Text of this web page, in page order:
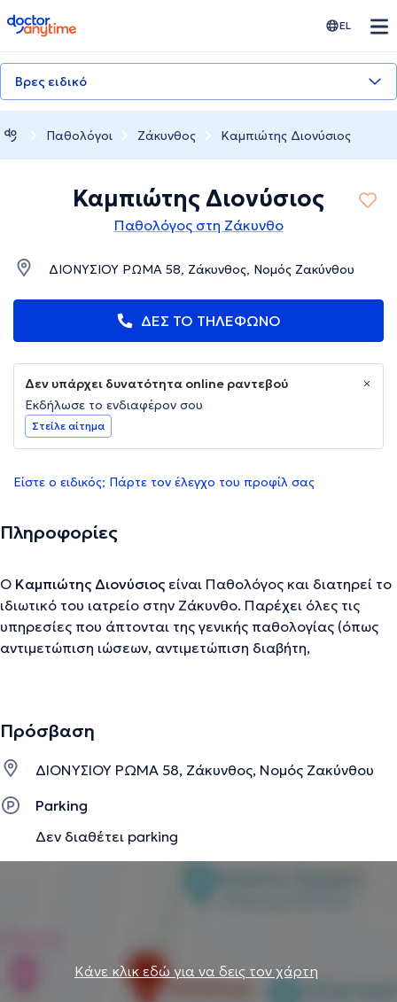
doctoranytime EL
Βρες ειδικό
Παθολόγοι Ζάκυνθος Καμπιώτης Διονύσιος
Καμπιώτης Διονύσιος
Παθολόγος στη Ζάκυνθο
ΔΙΟΝΥΣΙΟΥ ΡΩΜΑ 58, Ζάκυνθος, Νομός Ζακύνθου
ΔΕΣ ΤΟ ΤΗΛΕΦΩΝΟ
Δεν υπάρχει δυνατότητα online ραντεβού
Εκδήλωσε το ενδιαφέρον σου
Στείλε αίτημα
Είστε ο ειδικός; Πάρτε τον έλεγχο του προφίλ σας
Πληροφορίες
Ο Καμπιώτης Διονύσιος είναι Παθολόγος και διατηρεί το
ιδιωτικό του ιατρείο στην Ζάκυνθο. Παρέχει όλες τις
υπηρεσίες που άπτονται της γενικής παθολογίας (όπως
αντιμετώπιση ιώσεων, αντιμετώπιση διαβήτη,
επαληθευμένες πληροφορίες.
Πρόσβαση
ΔΙΟΝΥΣΙΟΥ ΡΩΜΑ 58, Ζάκυνθος, Νομός Ζακύνθου
Parking
Δεν διαθέτει parking
Κάνε κλικ εδώ για να δεις τον χάρτη